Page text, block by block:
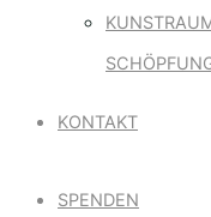
KONTAKT
SPENDEN